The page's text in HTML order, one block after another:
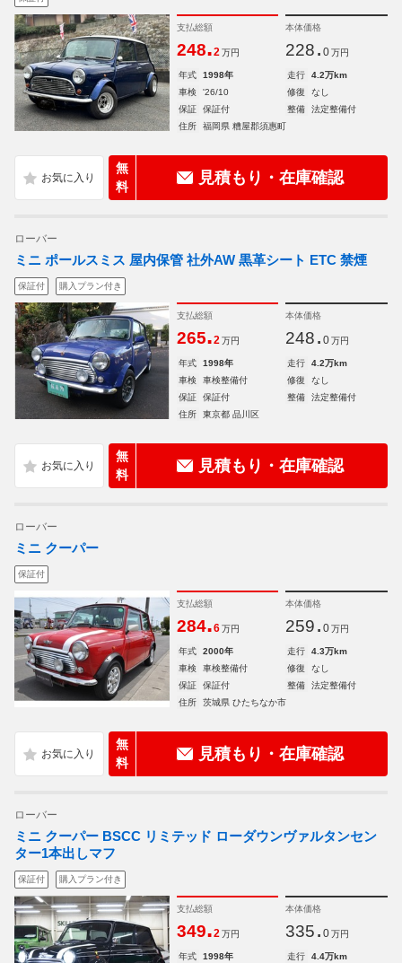
支払総額
248.2 万円
本体価格
228. 0 万円
年式 1998年 走行
4.2万km
車検
'26/10 修復
なし
保証
保証付 整備
法定整備付
住所
福岡県 糟屋郡須惠町
無
料
見積もり・在庫確認
ローバー
ミニ ポールスミス 屋内保管 社外AW 黒革シート ETC 禁煙
保証付 購入プラン付き
支払総額
265.2 万円
本体価格
248. 0 万円
年式 1998年 走行
4.2万km
車検
車検整備付 修復
なし
保証
保証付 整備
法定整備付
住所
東京都 品川区
無
料
見積もり・在庫確認
ローバー
ミニ クーパー
保証付
支払総額
284.6 万円
本体価格
259. 0 万円
年式 2000年 走行
4.3万km
車検
車検整備付 修復
なし
保証
保証付 整備
法定整備付
住所
茨城県 ひたちなか市
無
料
見積もり・在庫確認
ローバー
ミニ クーパー BSCC リミテッド ローダウンヴァルタンセン
ター1本出しマフ
保証付 購入プラン付き
支払総額
349.2 万円
本体価格
335. 0 万円
年式 1998年 走行 4.4万km